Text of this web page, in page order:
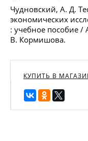
Чудновский, А. Д.
экономических
: учебное пособие
В. Кормишова.
КУПИТЬ В